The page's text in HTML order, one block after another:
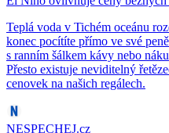
Teplá voda v Tichém oceánu
konec pocítíte přímo ve své
s ranním šálkem kávy nebo
Přesto existuje neviditelný
cenovek na našich regálech.
NESPECHEJ.cz